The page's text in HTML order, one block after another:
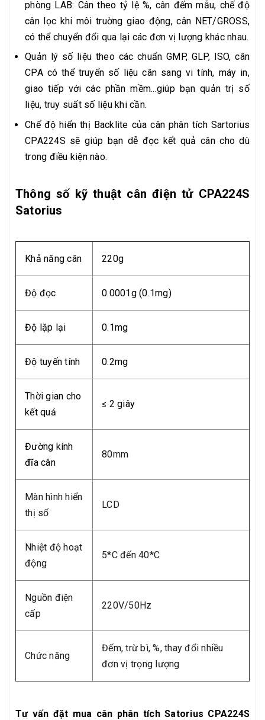
phòng LAB: Cân theo tỷ lệ %, cân đếm mẫu, chế độ
cân lọc khi môi truờng giao động, cân NET/GROSS,
có thể chuyển đổi qua lại các đơn vị lượng khác nhau.
Quản lý số liệu theo các chuẩn GMP, GLP, ISO, cân
CPA có thể truyển số liệu cân sang vi tính, máy in,
giao tiếp với các phần mềm...giúp bạn quản trị số
liệu, truy suất số liệu khi cần.
Chế độ hiển thị Backlite của cân phân tích Sartorius
CPA224S sẽ giúp bạn dễ đọc kết quả cân cho dù
trong điều kiện nào.
Thông số kỹ thuật cân điện tử CPA224S
Satorius
Khả năng cân 220g
Độ đọc 0.0001g (0.1mg)
Độ lặp lại 0.1mg
Độ tuyến tính 0.2mg
Thời gian cho
kết quả
≤ 2 giây
Đường kính
đĩa cân
80mm
Màn hình hiển
thị số
LCD
Nhiệt độ hoạt
động
5*C đến 40*C
Nguồn điện
cấp
220V/50Hz
Chức năng
Đếm, trừ bì, %, thay đổi nhiều
đơn vị trọng lượng
Tư vấn đặt mua cân phân tích Satorius CPA224S